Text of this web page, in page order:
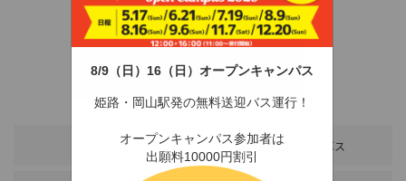
8/9（日）16（日）オープンキャンパス
姫路・岡山駅発の無料送迎バス運行！
オープンキャンパス参加者は
出願料10000円割引
〒678-0255 兵庫県赤穂市新田380-3
TEL：0791-46-2525（代）FAX：0791-46-2526
アクセス スクールバス